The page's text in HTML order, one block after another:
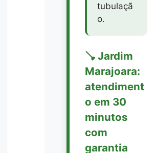
tubulaçã
o.
🪠 Jardim
Marajoara:
atendiment
o em 30
minutos
com
garantia